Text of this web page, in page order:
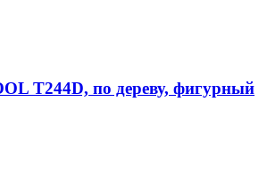
T244D, по дереву, фигурный